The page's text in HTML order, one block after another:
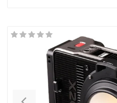
Previous